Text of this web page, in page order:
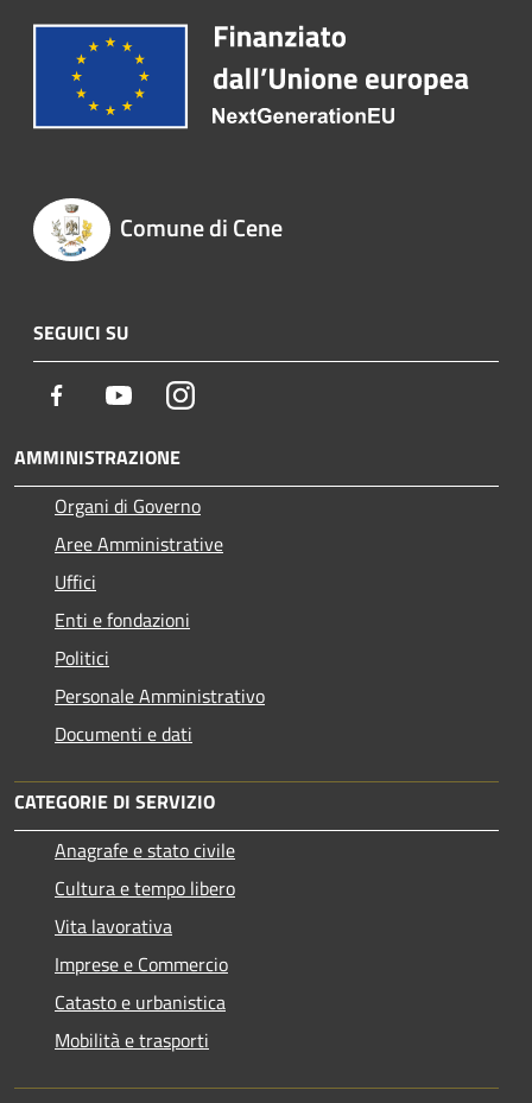
Comune di Cene
SEGUICI SU
Facebook YoutubeInstagram
AMMINISTRAZIONE
Organi di Governo
Aree Amministrative
Uffici
Enti e fondazioni
Politici
Personale Amministrativo
Documenti e dati
CATEGORIE DI SERVIZIO
Anagrafe e stato civile
Cultura e tempo libero
Vita lavorativa
Imprese e Commercio
Catasto e urbanistica
Mobilità e trasporti